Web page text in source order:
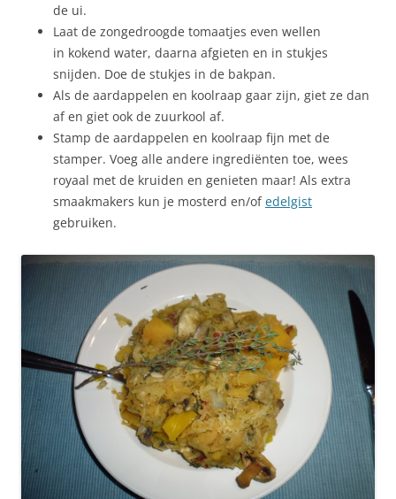
de ui.
Laat de zongedroogde tomaatjes even wellen
in kokend water, daarna afgieten en in stukjes
snijden. Doe de stukjes in de bakpan.
Als de aardappelen en koolraap gaar zijn, giet ze dan
af en giet ook de zuurkool af.
Stamp de aardappelen en koolraap fijn met de
stamper. Voeg alle andere ingrediënten toe, wees
royaal met de kruiden en genieten maar! Als extra
smaakmakers kun je mosterd en/ofedelgist
gebruiken.